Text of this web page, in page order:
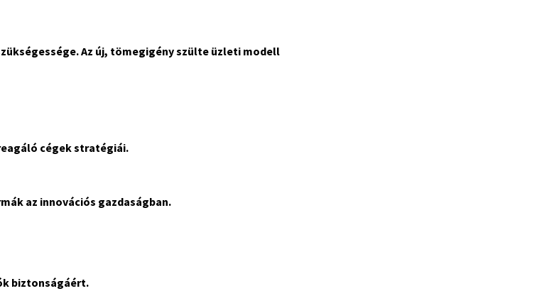
Az új, tömegigény szülte üzleti modell
cégek stratégiái.
az innovációs gazdaságban.
biztonságáért.